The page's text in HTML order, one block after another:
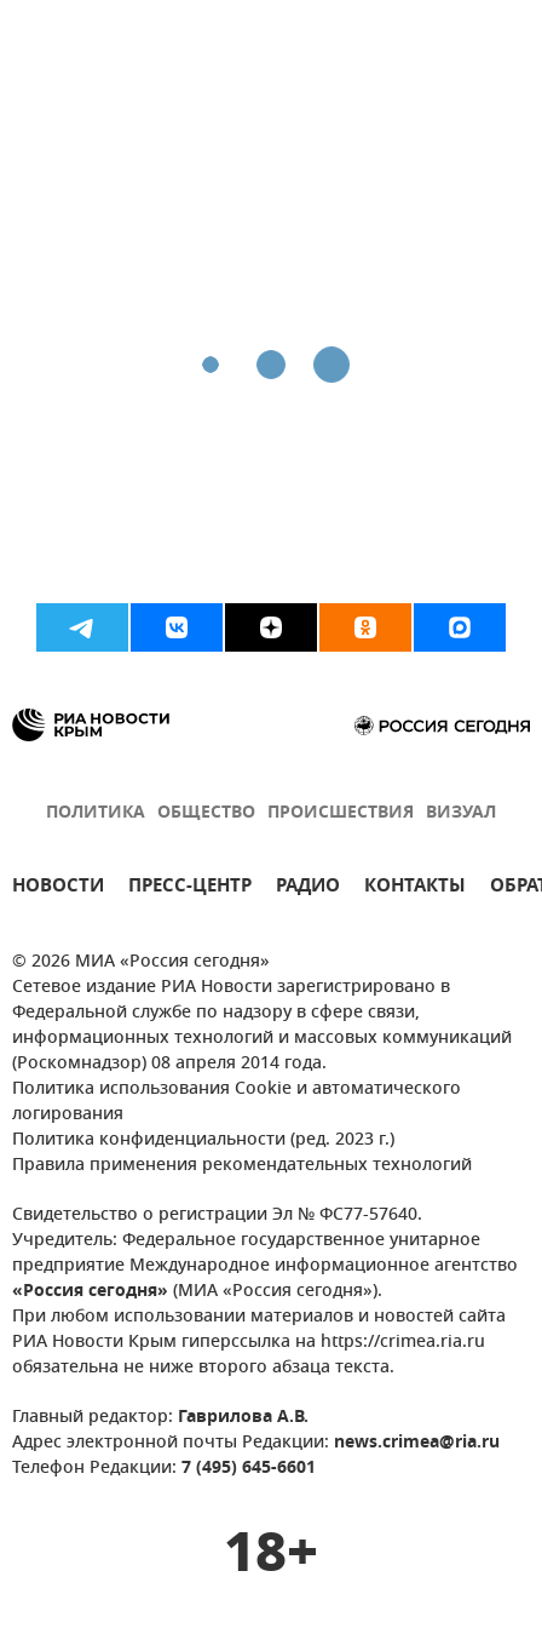
ПОЛИТИКА ОБЩЕСТВО ПРОИСШЕСТВИЯ ВИЗУАЛ
НОВОСТИ ПРЕСС-ЦЕНТР РАДИО КОНТАКТЫ
© 2026 МИА «Россия сегодня»
Сетевое издание РИА Новости зарегистрировано в
Федеральной службе по надзору в сфере связи,
информационных технологий и массовых коммуникаций
(Роскомнадзор) 08 апреля 2014 года.
Политика использования Cookie и автоматического
логирования
Политика конфиденциальности (ред. 2023 г.)
Правила применения рекомендательных технологий
Свидетельство о регистрации Эл № ФС77-57640.
Учредитель: Федеральное государственное унитарное
предприятие Международное информационное агентство
«Россия сегодня» (МИА «Россия сегодня»).
При любом использовании материалов и новостей сайта
РИА Новости Крым гиперссылка на https://crimea.ria.ru
обязательна не ниже второго абзаца текста.
Главный редактор: Гаврилова А.В.
Адрес электронной почты Редакции: news.crimea@ria.ru
Телефон Редакции: 7 (495) 645-6601
18+